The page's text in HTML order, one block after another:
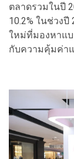
ตลาดรวมในปี
10.2% ในช่วง
ใหม่ที่มองหาแ
กับความคุ้มค่า